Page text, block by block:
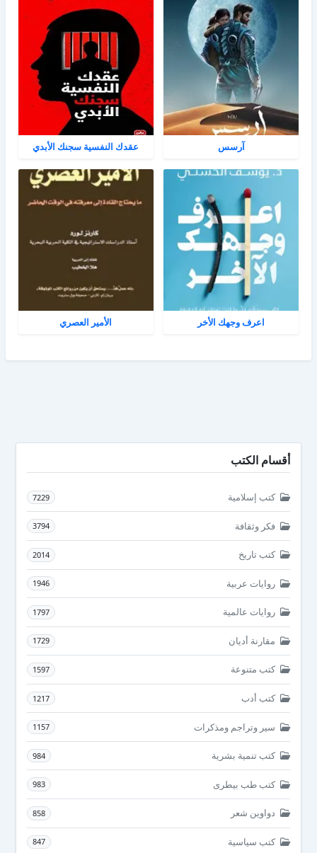
آرسس عقدك النفسية سجنك الأبدي
اعرف وجهك الأخر الأمير العصري
أقسام الكتب
كتب إسلامية 7229
فكر وثقافة 3794
كتب تاريخ 2014
روايات عربية 1946
روايات عالمية 1797
مقارنة أديان 1729
كتب متنوعة 1597
كتب أدب 1217
سير وتراجم ومذكرات 1157
كتب تنمية بشرية 984
كتب طب بيطرى 983
دواوين شعر 858
كتب سياسية 847